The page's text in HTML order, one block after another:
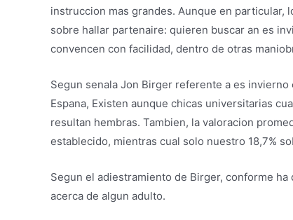
instruccion mas grandes. Aunque en particular,
sobre hallar partenaire: quieren buscar an es
convencen con facilidad, dentro de otras
Segun senala Jon Birger referente a es
Espana, Existen aunque chicas universitarias
resultan hembras. Tambien, la valoracion
establecido, mientras cual solo nuestro 18,7%
Segun el adiestramiento de Birger, conforme
acerca de algun adulto.